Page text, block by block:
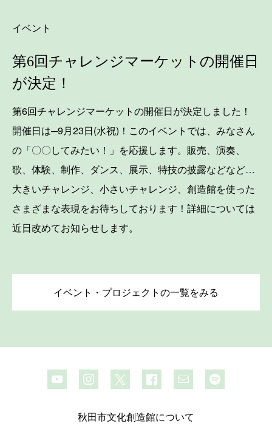
イベント
第6回チャレンジマーケットの開催日
が決定！
第6回チャレンジマーケットの開催日が決定しました！
開催日は─9月23日(水祝)！このイベントでは、みなさん
の「〇〇してみたい！」を応援します。販売、演奏、
歌、体験、制作、ダンス、展示、特技の披露などなど…
大きいチャレンジ、小さいチャレンジ、創造館を使った
さまざまな表現をお待ちしております！詳細については
近日改めてお知らせします。
イベント・プロジェクトの一覧をみる
秋田市文化創造館について